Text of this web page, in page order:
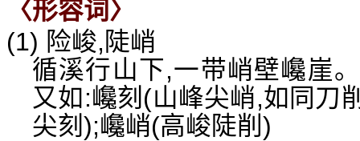
〈形容词〉
(1) 险峻,陡峭
循溪行山下,一带峭壁巉崖
又如:巉刻(山峰尖峭,如同刀
尖刻);巉峭(高峻陡削)